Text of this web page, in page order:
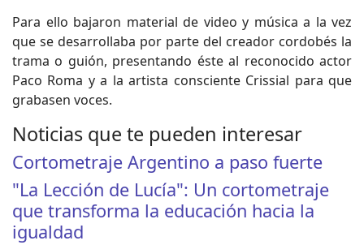
Para ello bajaron material de video y música a la vez
que se desarrollaba por parte del creador cordobés la
trama o guión, presentando éste al reconocido actor
Paco Roma y a la artista consciente Crissial para que
grabasen voces.
Noticias que te pueden interesar
Cortometraje Argentino a paso fuerte
"La Lección de Lucía": Un cortometraje
que transforma la educación hacia la
igualdad